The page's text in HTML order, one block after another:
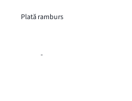
Plată ramburs
-